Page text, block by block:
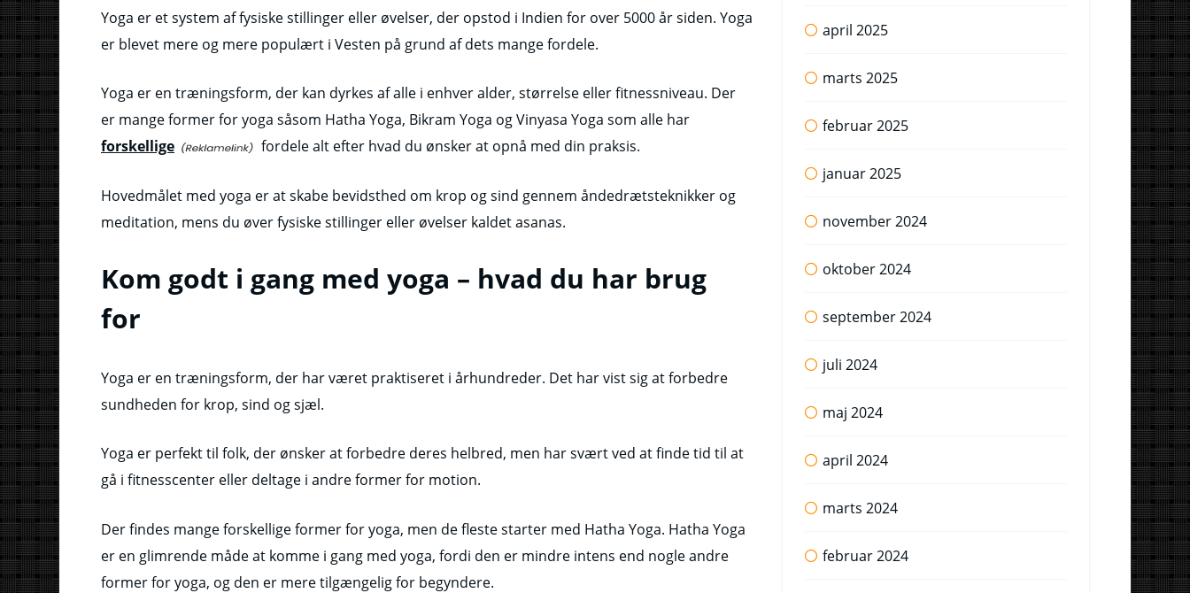
Yoga er et system af fysiske stillinger eller øvelser, der opstod i Indien for over 5000 år siden. Yoga
er blevet mere og mere populært i Vesten på grund af dets mange fordele.
Yoga er en træningsform, der kan dyrkes af alle i enhver alder, størrelse eller fitnessniveau. Der
er mange former for yoga såsom Hatha Yoga, Bikram Yoga og Vinyasa Yoga som alle har
forskellige
fordele alt efter hvad du ønsker at opnå med din praksis.
Hovedmålet med yoga er at skabe bevidsthed om krop og sind gennem åndedrætsteknikker og
meditation, mens du øver fysiske stillinger eller øvelser kaldet asanas.
Kom godt i gang med yoga – hvad du har brug
for
Yoga er en træningsform, der har været praktiseret i århundreder. Det har vist sig at forbedre
sundheden for krop, sind og sjæl.
Yoga er perfekt til folk, der ønsker at forbedre deres helbred, men har svært ved at finde tid til at
gå i fitnesscenter eller deltage i andre former for motion.
Der findes mange forskellige former for yoga, men de fleste starter med Hatha Yoga. Hatha Yoga
er en glimrende måde at komme i gang med yoga, fordi den er mindre intens end nogle andre
former for yoga, og den er mere tilgængelig for begyndere.
april 2025
marts 2025
februar 2025
januar 2025
november 2024
oktober 2024
september 2024
juli 2024
maj 2024
april 2024
marts 2024
februar 2024